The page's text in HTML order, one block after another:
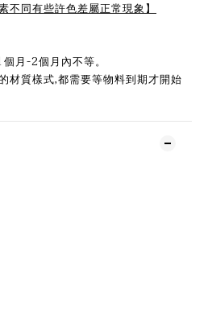
不同有些許色差屬正常現象】
個月-2個月內不等。
材質樣式,都需要等物料到期才開始